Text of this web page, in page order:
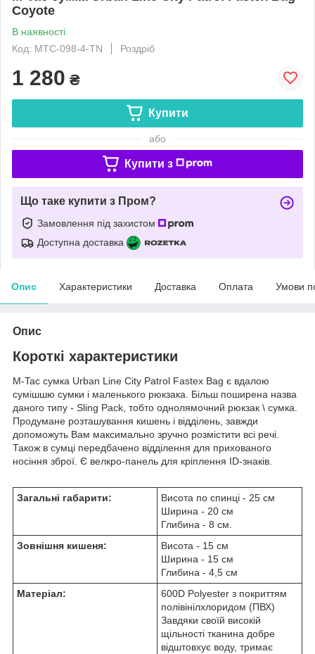
Coyote
В наявності
Код: MTC-098-4-TN
Роздріб
1 280 ₴
Купити
або
Купити з
Що таке купити з Пром?
Замовлення під захистом
Доступна доставка
Опис Характеристики Доставка Оплата Умови
Опис
Короткі характеристики
M-Tac сумка Urban Line City Patrol Fastex Bag є вдалою
сумішшю сумки і маленького рюкзака. Більш поширена назва
даного типу - Sling Pack, тобто однолямочний рюкзак \ сумка.
Продумане розташування кишень і відділень, завжди
допоможуть Вам максимально зручно розмістити всі речі.
Також в сумці передбачено відділення для прихованого
носіння зброї. Є велкро-панель для кріплення ID-знаків.
Загальні габарити:
Висота по спинці - 25 см
Ширина - 20 см
Глибина - 8 см.
Зовнішня кишеня:
Висота - 15 см
Ширина - 15 см
Глибина - 4,5 см
Матеріал:
600D Polyester з покриттям
полівінілхлоридом (ПВХ)
Завдяки своїй високій
щільності тканина добре
відштовхує воду, тримає